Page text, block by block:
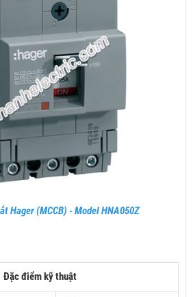
Hager (MCCB) - Model HNA050Z
Đặc điểm kỹ thuật